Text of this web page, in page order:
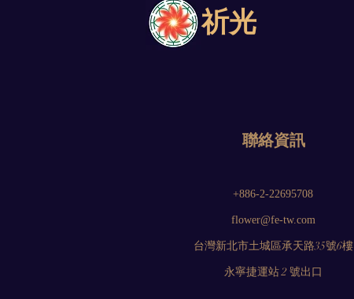
祈光
聯絡資訊
+886-2-22695708
flower@fe-tw.com
台灣新北市土城區承天路35號6樓
永寧捷運站 2 號出口